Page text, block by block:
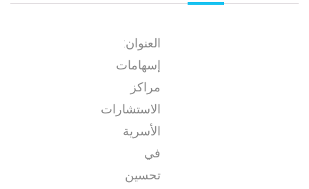
العنوان:
إسهامات
مراكز
الاستشارات
الأسرية
في
تحسين